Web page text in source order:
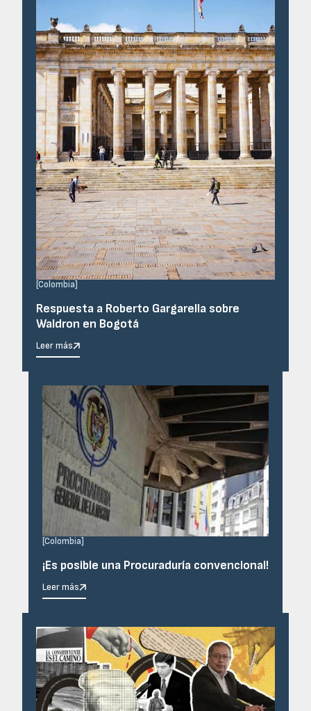
[Colombia]
Respuesta a Roberto Gargarella sobre
Waldron en Bogotá
Leer más
[Colombia]
¡Es posible una Procuraduría convencional!
Leer más